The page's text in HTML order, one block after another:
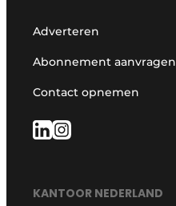
Adverteren
Abonnement aanvragen
Contact opnemen
KANTOOR NEDERLAND